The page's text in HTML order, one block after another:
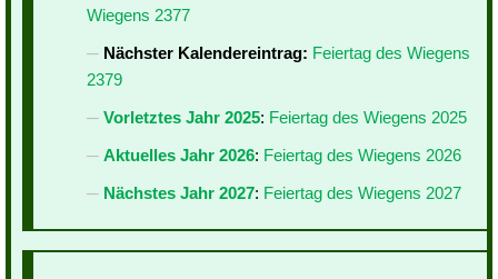
Wiegens 2377
Nächster Kalendereintrag: Feiertag des Wiegens
2379
Vorletztes Jahr 2025: Feiertag des Wiegens 2025
Aktuelles Jahr 2026: Feiertag des Wiegens 2026
Nächstes Jahr 2027: Feiertag des Wiegens 2027